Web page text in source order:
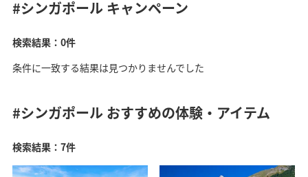
#シンガポールキャンペーン
検索結果：0件
条件に一致する結果は見つかりませんでした
#シンガポールおすすめの体験・アイテム
検索結果：7件